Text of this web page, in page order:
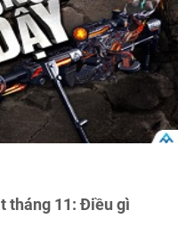
tháng 11: Điều gì